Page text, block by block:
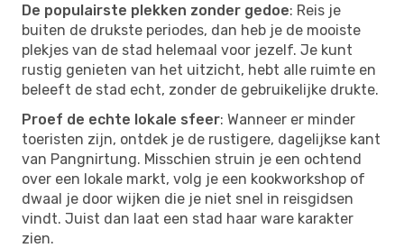
De populairste plekken zonder gedoe: Reis je
buiten de drukste periodes, dan heb je de mooiste
plekjes van de stad helemaal voor jezelf. Je kunt
rustig genieten van het uitzicht, hebt alle ruimte en
beleeft de stad echt, zonder de gebruikelijke drukte.
Proef de echte lokale sfeer: Wanneer er minder
toeristen zijn, ontdek je de rustigere, dagelijkse kant
van Pangnirtung. Misschien struin je een ochtend
over een lokale markt, volg je een kookworkshop of
dwaal je door wijken die je niet snel in reisgidsen
vindt. Juist dan laat een stad haar ware karakter
zien.